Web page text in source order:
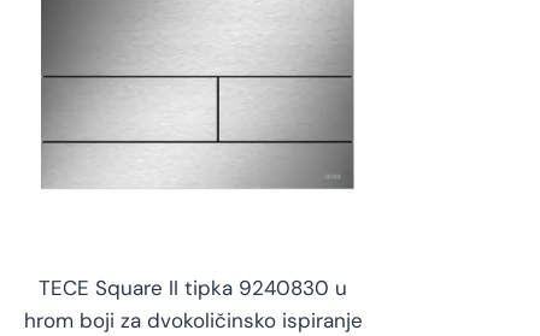
TECE Square II tipka 9240830 u
hrom boji za dvokoličinsko ispiranje